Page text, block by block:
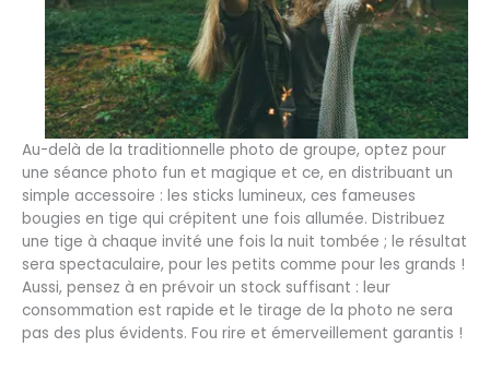
Au-delà de la traditionnelle photo de groupe, optez pour
une séance photo fun et magique et ce, en distribuant un
simple accessoire : les sticks lumineux, ces fameuses
bougies en tige qui crépitent une fois allumée. Distribuez
une tige à chaque invité une fois la nuit tombée ; le résultat
sera spectaculaire, pour les petits comme pour les grands !
Aussi, pensez à en prévoir un stock suffisant : leur
consommation est rapide et le tirage de la photo ne sera
pas des plus évidents. Fou rire et émerveillement garantis !